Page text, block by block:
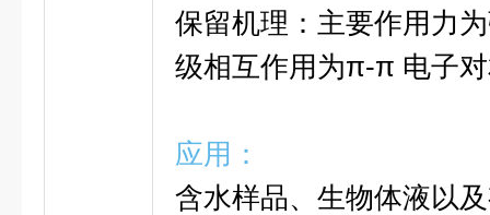
保留机理： 主要作用力
级相互作用为π-π 电子
应用：
含水样品、生物体液以